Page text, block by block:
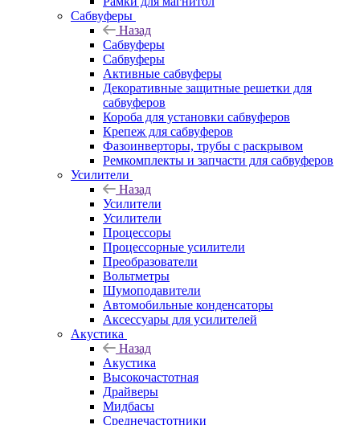
Сабвуферы
Назад
Сабвуферы
Сабвуферы
Активные сабвуферы
Декоративные защитные решетки для
сабвуферов
Короба для установки сабвуферов
Крепеж для сабвуферов
Фазоинверторы, трубы с раскрывом
Ремкомплекты и запчасти для сабвуферов
Усилители
Назад
Усилители
Усилители
Процессоры
Процессорные усилители
Преобразователи
Вольтметры
Шумоподавители
Автомобильные конденсаторы
Аксессуары для усилителей
Акустика
Назад
Акустика
Высокочастотная
Драйверы
Мидбасы
Среднечастотники